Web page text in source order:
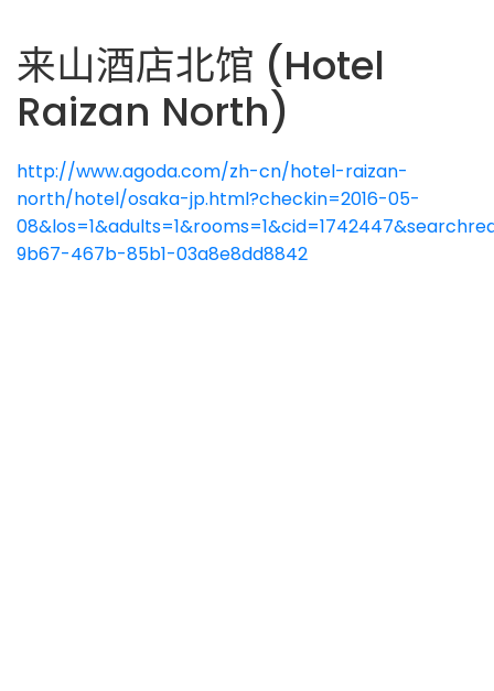
来山酒店北馆 (Hotel
Raizan North)
http://www.agoda.com/zh-cn/hotel-raizan-
north/hotel/osaka-jp.html?checkin=2016-05-
9b67-467b-85b1-03a8e8dd8842